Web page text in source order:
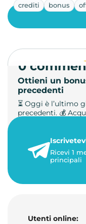
crediti bonus
Ottieni un
precedenti
⏳ Oggi è l’ultimo
precedenti. 💰
23 maggio 2026
1 minuto di lettura
0
Ricevi 1
principali
Utenti online: